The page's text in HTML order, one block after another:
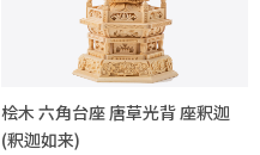
桧木 六角台座 唐草光背 座釈迦
(釈迦如来)